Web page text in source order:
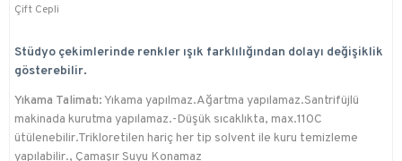
Çift Cepli
Stüdyo çekimlerinde renkler ışık farklılığından dolayı değişiklik
gösterebilir.
Yıkama Talimatı:Yıkama yapılmaz.Ağartma yapılamaz.Santrifüjlü
makinada kurutma yapılamaz.-Düşük sıcaklıkta, max.110C
ütülenebilir.Trikloretilen hariç her tip solvent ile kuru temizleme
yapılabilir., Çamaşır Suyu Konamaz